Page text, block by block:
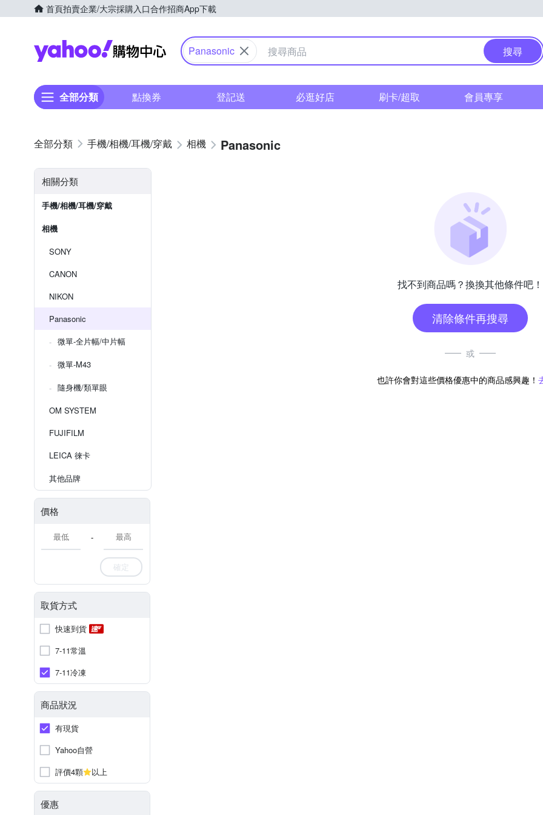
首頁拍賣企業/大宗採購入口合作招商App下載
Yahoo購物中心
Panasonic 搜尋
全部分類 點換券 登記送 必逛好店 刷卡/超取 會員專享
手機/相機/耳機/穿戴 相機 Panasonic
相關分類
手機/相機/耳機/穿戴
相機
SONY
CANON
NIKON
Panasonic
微單-全片幅/中片幅
微單-M43
隨身機/類單眼
OM SYSTEM
FUJIFILM
LEICA 徠卡
其他品牌
價格
-
確定
取貨方式
快速到貨
7-11常溫
7-11冷凍
商品狀況
有現貨
Yahoo自營
評價4顆
以上
優惠
找不到商品嗎？換換其他條件吧！
清除條件再搜尋
或
也許你會對這些價格優惠中的商品感興趣！